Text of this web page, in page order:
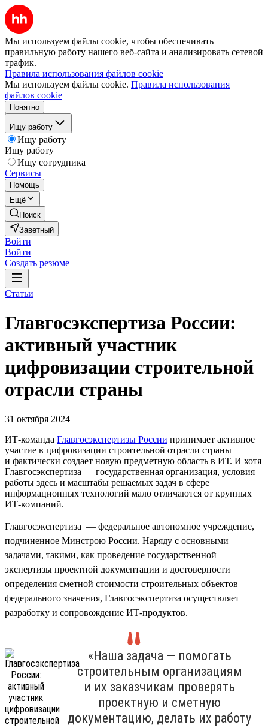
Мы используем файлы cookie, чтобы обеспечивать
правильную работу нашего веб-сайта и анализировать сетевой
трафик.
Правила использования файлов cookie
Мы используем файлы cookie. Правила использования
файлов cookie
Понятно
Ищу работу
Ищу работу
Ищу работу
Ищу сотрудника
Сервисы
Помощь
Ещё
Поиск
Заветный
Войти
Войти
Создать резюме
Статьи
Главгосэкспертиза России:
активный участник
цифровизации строительной
отрасли страны
31 октября 2024
ИТ-команда Главгосэкспертизы России принимает активное
участие в цифровизации строительной отрасли страны
и фактически создает новую предметную область в ИТ. И хотя
Главгосэкспертиза — государственная организация, условия
работы здесь и масштабы решаемых задач в сфере
информационных технологий мало отличаются от крупных
ИТ-компаний.
Главгосэкспертиза — федеральное автономное учреждение,
подчиненное Минстрою России. Наряду с основными
задачами, такими, как проведение государственной
экспертизы проектной документации и достоверности
определения сметной стоимости строительных объектов
федерального значения, Главгосэкспертиза осуществляет
разработку и сопровождение ИТ-продуктов.
«Наша задача — помогать
строительным организациям
и их заказчикам проверять
проектную и сметную
документацию, делать их работу